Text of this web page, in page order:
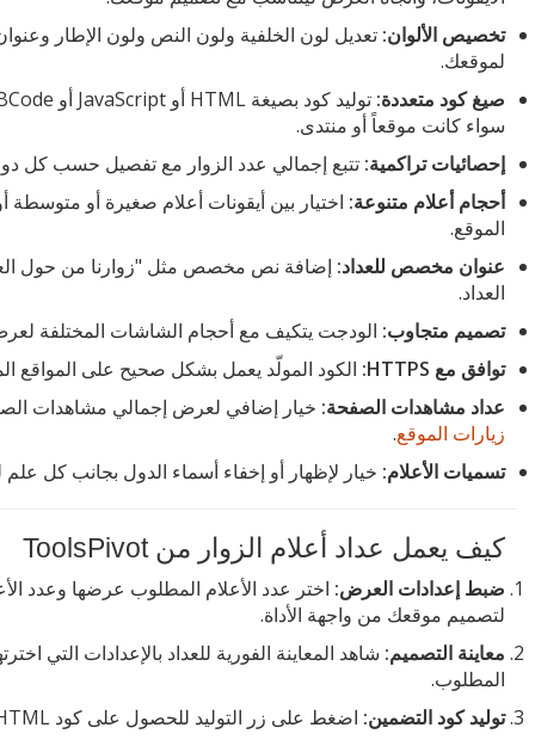
تخصيص الألوان: تعديل لون الخلفية ولون النص ولون الإطار
لموقعك.
صيغ كود متعددة:
سواء كانت موقعاً أو منتدى.
إحصائيات تراكمية: تتبع إجمالي عدد الزوار مع تفصيل حسب كل
أحجام أعلام متنوعة: اختيار بين أيقونات أعلام صغيرة أو
الموقع.
عنوان مخصص للعداد: إضافة نص مخصص مثل "زوارنا من حول
العداد.
تصميم متجاوب: الودجت يتكيف مع أحجام الشاشات المختلفة
توافق مع HTTPS:
الكود المولّد يعمل بشكل صحيح على المواقع
عداد مشاهدات الصفحة: خيار إضافي لعرض إجمالي مشاهدات
زيارات الموقع.
تسميات الأعلام: خيار لإظهار أو إخفاء أسماء الدول بجانب كل
كيف يعمل عداد أعلام الزوار من ToolsPivot
ضبط إعدادات العرض: اختر عدد الأعلام المطلوب عرضها وعدد
لتصميم موقعك من واجهة الأداة.
معاينة التصميم: شاهد المعاينة الفورية للعداد بالإعدادات التي
المطلوب.
توليد كود التضمين: اضغط على زر التوليد للحصول على كود HTML الجاهز للاستخدام تلقائياً.